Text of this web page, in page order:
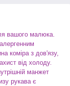
вашого малюка.
коміра з дов'язу,
від холоду.
манжет
рукава є